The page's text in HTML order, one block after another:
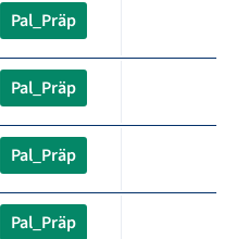
Pal_Präp
Pal_Präp
Pal_Präp
Pal_Präp